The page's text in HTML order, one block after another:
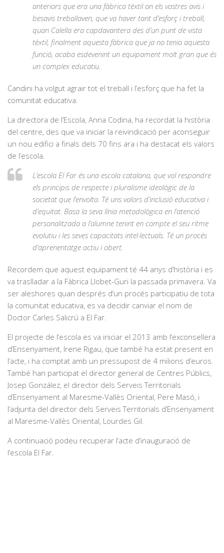
anteriors que era una fàbrica tèxtil on els vostres avis i
besavis treballaven, que va haver tant d’esforç i treball,
quan Calella era capdavantera des d’un punt de vista
tèxtil, finalment aquesta fàbrica que ja no tenia aquesta
funció, acaba esdevenint un equipament molt gran que és
un complex educatiu.
Candini ha volgut agrair tot el treball i l’esforç que ha fet la
comunitat educativa.
La directora de l’Escola, Anna Codina, ha recordat la història
del centre, des que va iniciar la reivindicació per aconseguir
un nou edifici a finals dels 70 fins ara i ha destacat els valors
de l’escola.
L’escola El Far és una escola catalana, que vol respondre
els principis de respecte i pluralisme ideològic de la
societat que l’envolta. Té uns valors d’inclusió educativa i
d’equitat. Basa la seva línia metodològica en l’atenció
personalitzada a l’alumne tenint en compte el seu ritme
evolutiu i les seves capacitats intel·lectuals. Té un procés
d’aprenentatge actiu i obert.
Recordem que aquest equipament té 44 anys d’història i es
va traslladar a la Fàbrica Llobet-Guri la passada primavera. Va
ser aleshores quan després d’un procés participatiu de tota
la comunitat educativa, es va decidir canviar el nom de
Doctor Carles Salicrú a El Far.
El projecte de l’escola es va iniciar el 2013 amb l’exconsellera
d’Ensenyament, Irene Rigau, que també ha estat present en
l’acte, i ha comptat amb un pressupost de 4 milions d’euros.
També han participat el director general de Centres Públics,
Josep González, el director dels Serveis Territorials
d’Ensenyament al Maresme-Vallès Oriental, Pere Masó, i
l’adjunta del director dels Serveis Territorials d’Ensenyament
al Maresme-Vallès Oriental, Lourdes Gil.
A continuació podeu recuperar l’acte d’inauguració de
l’escola El Far.